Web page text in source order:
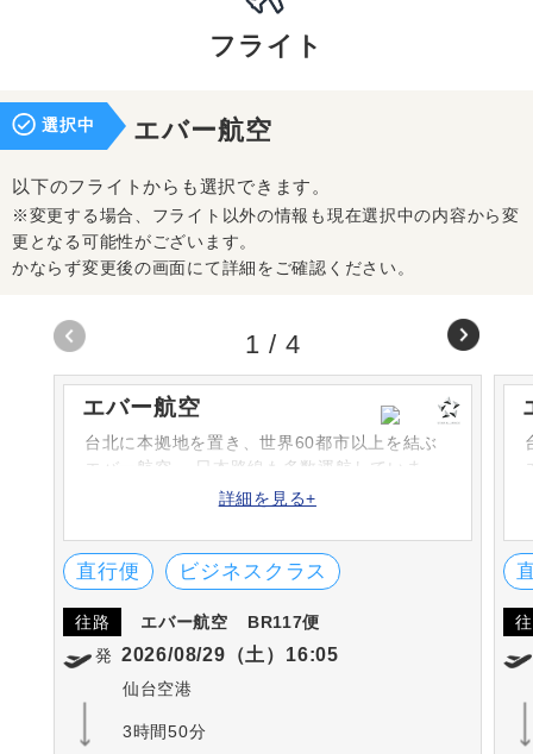
フライト
選択中 エバー航空
以下のフライトからも選択できます。
※変更する場合、フライト以外の情報も現在選択中の内容から変
更となる可能性がございます。
かならず変更後の画面にて詳細をご確認ください。
エバー航空
台北に本拠地を置き、世界60都市以上を結ぶ
エバー航空。 日本路線も多数運航していま
す。航空会社としては初めてサンリオと提携
詳細を見る+
直行便 ビジネスクラス
往路 エバー航空
BR117便
発 2026/08/29（土）16:05
仙台空港
3時間50分
1 /4